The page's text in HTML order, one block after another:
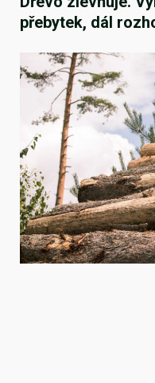
přebytek, dál